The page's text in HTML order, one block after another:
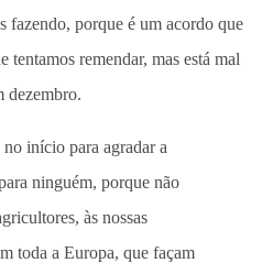
fazendo, porque é um acordo que
tentamos remendar, mas está mal
dezembro.
início para agradar a
ninguém, porque não
às nossas
toda a Europa, que façam